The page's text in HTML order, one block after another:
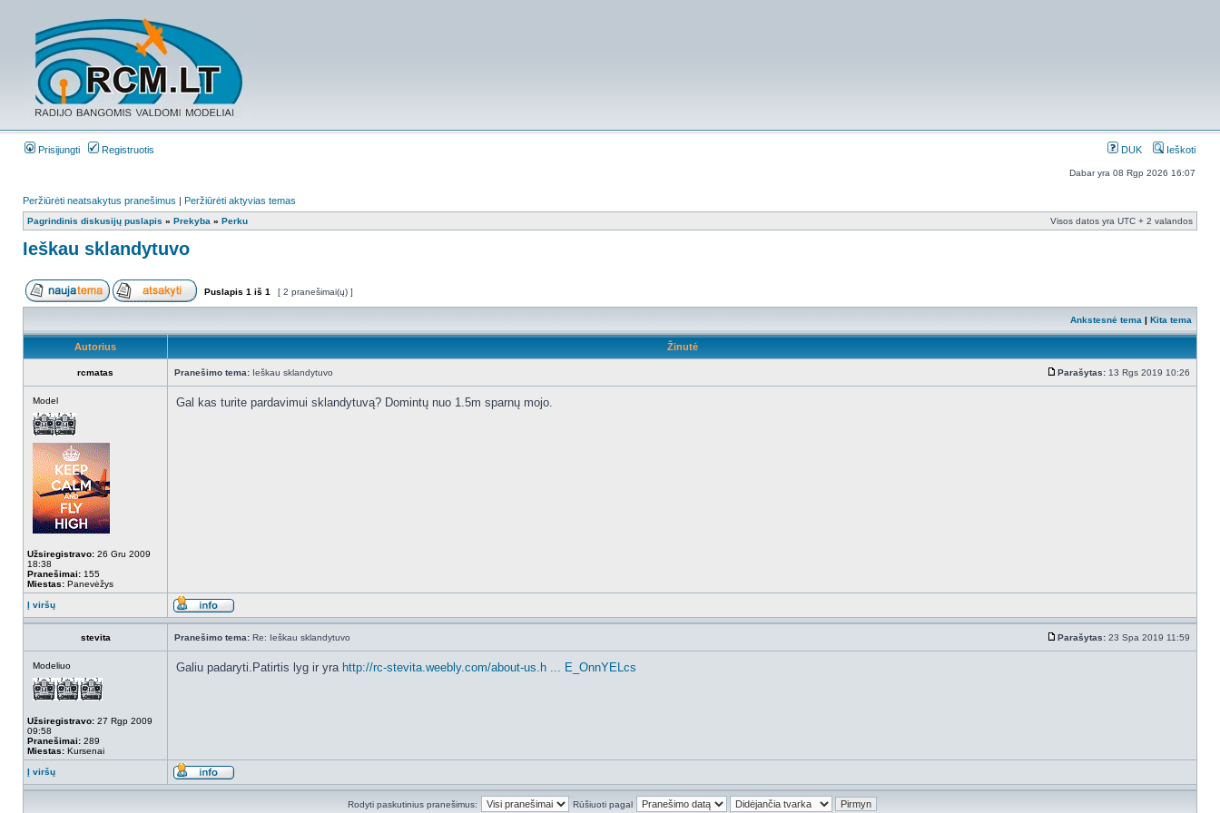
Prisijungti Registruotis DUK Ieškoti
Dabar yra 08 Rgp 2026 16:07
Peržiūrėti neatsakytus pranešimus | Peržiūrėti aktyvias temas
Pagrindinis diskusijų puslapis » Prekyba » Perku Visos datos yra UTC + 2 valandos
Ieškau sklandytuvo
Puslapis 1 iš 1 [ 2 pranešimai(ų) ]
Ankstesnė tema | Kita tema
Autorius Žinutė
rcmatas Pranešimo tema: Ieškau sklandytuvo Parašytas: 13 Rgs 2019 10:26
Model
Užsiregistravo: 26 Gru 2009
18:38
Pranešimai: 155
Miestas: Panevėžys
Gal kas turite pardavimui sklandytuvą? Domintų nuo 1.5m sparnų mojo.
Į viršų
stevita Pranešimo tema: Re: Ieškau sklandytuvo Parašytas: 23 Spa 2019 11:59
Modeliuo
Užsiregistravo: 27 Rgp 2009
09:58
Pranešimai: 289
Miestas: Kursenai
Galiu padaryti.Patirtis lyg ir yra http://rc-stevita.weebly.com/about-us.h ... E_OnnYELcs
Į viršų
Rodyti paskutinius pranešimus: Rūšiuoti pagal